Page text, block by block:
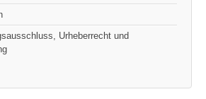
Urheberrecht und